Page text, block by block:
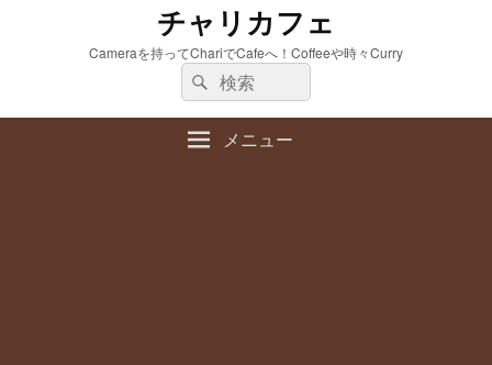
チャリカフェ
Cameraを持ってChariでCafeへ！Coffeeや時々Curry
検
索:
検
索
メニュー